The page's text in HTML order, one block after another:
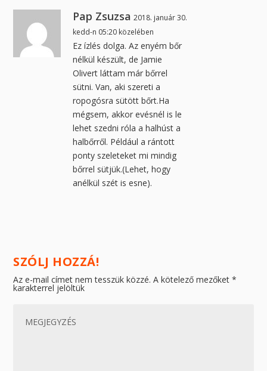
Pap Zsuzsa 2018. január 30.
kedd-n 05:20 közelében
Ez ízlés dolga. Az enyém bőr
nélkül készült, de Jamie
Olivert láttam már bőrrel
sütni. Van, aki szereti a
ropogósra sütött bőrt.Ha
mégsem, akkor evésnél is le
lehet szedni róla a halhúst a
halbőrről. Például a rántott
ponty szeleteket mi mindig
bőrrel sütjük.(Lehet, hogy
anélkül szét is esne).
SZÓLJ HOZZÁ!
Az e-mail címet nem tesszük közzé. A kötelező mezőket*
karakterrel jelöltük